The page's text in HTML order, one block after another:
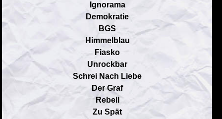
Ignorama
Demokratie
BGS
Himmelblau
Fiasko
Unrockbar
Schrei Nach Liebe
Der Graf
Rebell
Zu Spät